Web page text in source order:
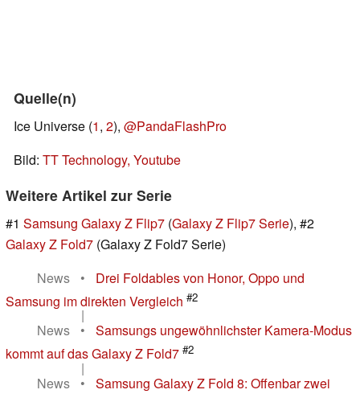
Quelle(n)
Ice Universe (1, 2), @PandaFlashPro
Bild: TT Technology, Youtube
Weitere Artikel zur Serie
#1 Samsung Galaxy Z Flip7 (Galaxy Z Flip7 Serie), #2
Galaxy Z Fold7 (Galaxy Z Fold7 Serie)
News
•
Drei Foldables von Honor, Oppo und
Samsung im direkten Vergleich #2
|
News
•
Samsungs ungewöhnlichster Kamera-Modus
kommt auf das Galaxy Z Fold7 #2
|
News
•
Samsung Galaxy Z Fold 8: Offenbar zwei